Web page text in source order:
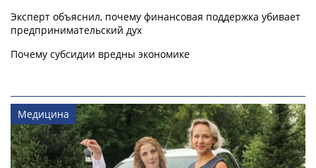
Эксперт объяснил, почему финансовая поддержка убивает
предпринимательский дух
Почему субсидии вредны экономике
Медицина